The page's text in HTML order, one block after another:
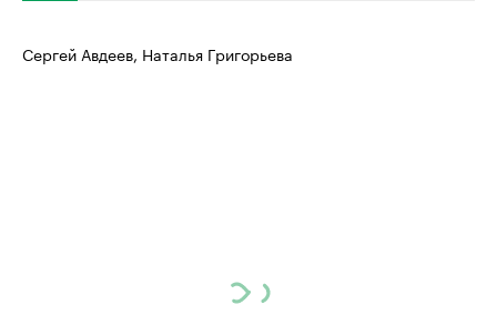
Сергей Авдеев, Наталья Григорьева